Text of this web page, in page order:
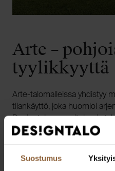
Suostumus
Arte –
tyylikkyyttä
Arte-talomalleissa yhdistyy
tilankäyttö, joka huomioi
Designtalon suosituimpia
suunniteltuja, näyttäviä
TUTUSTU ARTE-